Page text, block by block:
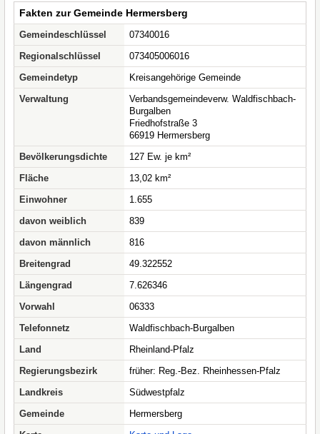
Fakten zur Gemeinde Hermersberg
Gemeindeschlüssel
07340016
Regionalschlüssel
073405006016
Gemeindetyp
Kreisangehörige Gemeinde
Verwaltung
Verbandsgemeindeverw. Waldfischbach-
Burgalben
Friedhofstraße 3
66919 Hermersberg
Bevölkerungsdichte
127 Ew. je km²
Fläche
13,02 km²
Einwohner
1.655
davon weiblich
839
davon männlich
816
Breitengrad
49.322552
Längengrad
7.626346
Vorwahl
06333
Telefonnetz
Waldfischbach-Burgalben
Land
Rheinland-Pfalz
Regierungsbezirk
früher: Reg.-Bez. Rheinhessen-Pfalz
Landkreis
Südwestpfalz
Gemeinde
Hermersberg